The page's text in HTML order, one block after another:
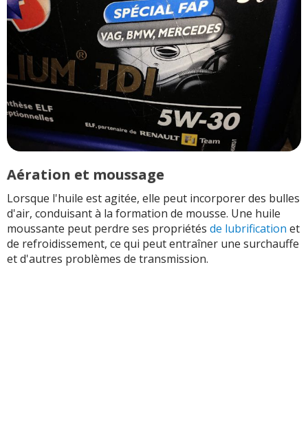
Aération et moussage
Lorsque l'huile est agitée, elle peut incorporer des bulles
d'air, conduisant à la formation de mousse. Une huile
moussante peut perdre ses propriétés de lubrification et
de refroidissement, ce qui peut entraîner une surchauffe
et d'autres problèmes de transmission.